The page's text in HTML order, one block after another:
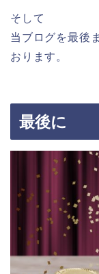
そして
当ブログを最後
おります。
最後に